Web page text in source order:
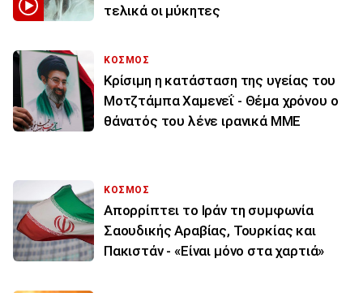
τελικά οι μύκητες
ΚΟΣΜΟΣ
Κρίσιμη η κατάσταση της υγείας του
Μοτζτάμπα Χαμενεΐ - Θέμα χρόνου ο
θάνατός του λένε ιρανικά ΜΜΕ
ΚΟΣΜΟΣ
Απορρίπτει το Ιράν τη συμφωνία
Σαουδικής Αραβίας, Τουρκίας και
Πακιστάν - «Είναι μόνο στα χαρτιά»